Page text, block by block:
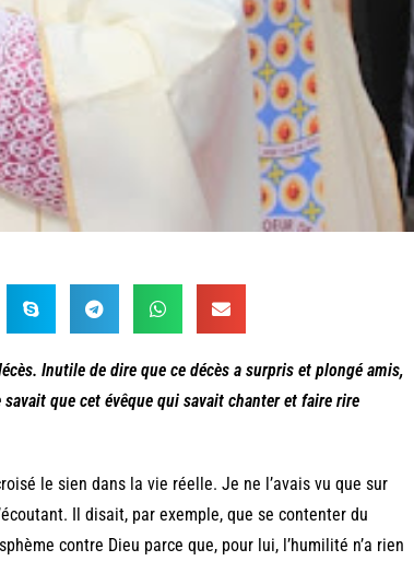
Inutile de dire que ce décès a surpris et plongé amis,
que cet évêque qui savait chanter et faire rire
le sien dans la vie réelle. Je ne l’avais vu que sur
Il disait, par exemple, que se contenter du
contre Dieu parce que, pour lui, l’humilité n’a rien